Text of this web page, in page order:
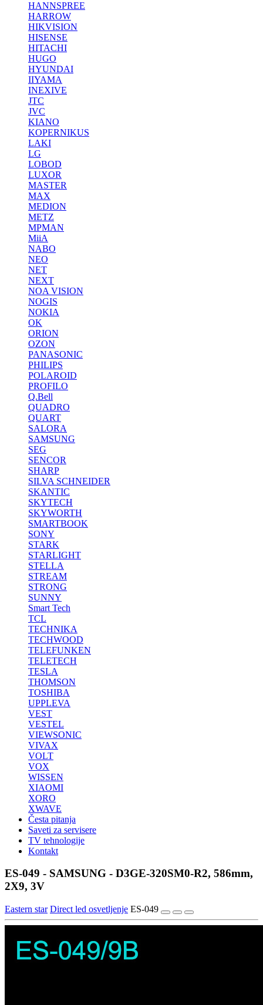
HANNSPREE
HARROW
HIKVISION
HISENSE
HITACHI
HUGO
HYUNDAI
IIYAMA
INEXIVE
JTC
JVC
KIANO
KOPERNIKUS
LAKI
LG
LOBOD
LUXOR
MASTER
MAX
MEDION
METZ
MPMAN
MiiA
NABO
NEO
NET
NEXT
NOA VISION
NOGIS
NOKIA
OK
ORION
OZON
PANASONIC
PHILIPS
POLAROID
PROFILO
Q.Bell
QUADRO
QUART
SALORA
SAMSUNG
SEG
SENCOR
SHARP
SILVA SCHNEIDER
SKANTIC
SKYTECH
SKYWORTH
SMARTBOOK
SONY
STARK
STARLIGHT
STELLA
STREAM
STRONG
SUNNY
Smart Tech
TCL
TECHNIKA
TECHWOOD
TELEFUNKEN
TELETECH
TESLA
THOMSON
TOSHIBA
UPPLEVA
VEST
VESTEL
VIEWSONIC
VIVAX
VOLT
VOX
WISSEN
XIAOMI
XORO
XWAVE
Česta pitanja
Saveti za servisere
TV tehnologije
Kontakt
ES-049 - SAMSUNG - D3GE-320SM0-R2, 586mm,
2X9, 3V
Eastern star Direct led osvetljenje ES-049